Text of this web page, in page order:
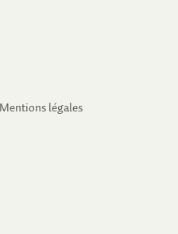
Mentions légales